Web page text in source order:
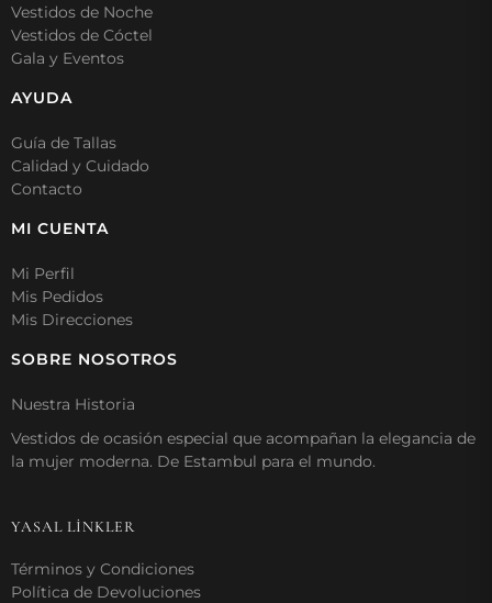
Vestidos de Noche
Vestidos de Cóctel
Gala y Eventos
AYUDA
Guía de Tallas
Calidad y Cuidado
Contacto
MI CUENTA
Mi Perfil
Mis Pedidos
Mis Direcciones
SOBRE NOSOTROS
Nuestra Historia
Vestidos de ocasión especial que acompañan la elegancia de
la mujer moderna. De Estambul para el mundo.
YASAL LİNKLER
Términos y Condiciones
Política de Devoluciones